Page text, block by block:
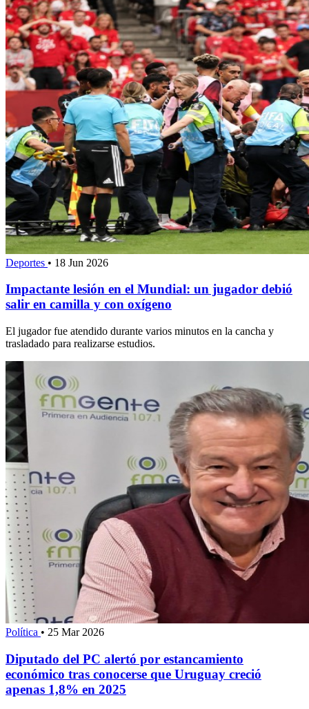
Deportes • 18 Jun 2026
Impactante lesión en el Mundial: un jugador debió
salir en camilla y con oxígeno
El jugador fue atendido durante varios minutos en la cancha y
trasladado para realizarse estudios.
Política • 25 Mar 2026
Diputado del PC alertó por estancamiento
económico tras conocerse que Uruguay creció
apenas 1,8% en 2025